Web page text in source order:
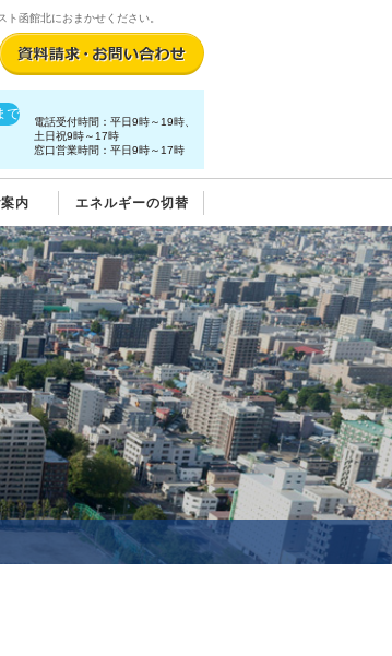
函館北におまかせください。
で
電話受付時間：平日9時～19時、
土日祝9時～17時
窓口営業時間：平日9時～17時
内 エネルギーの切替